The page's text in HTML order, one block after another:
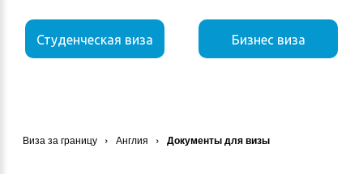
Студенческая виза Бизнес виза
Виза за границу › Англия › Документы для визы